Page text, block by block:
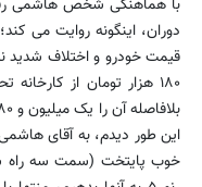
دوران، اینگونه روایت می
قیمت خودرو و اختلاف شدید
۱۸۰ هزار تومان از
این طور دیدم، به آقای
خوب پایتخت (سمت سه راه